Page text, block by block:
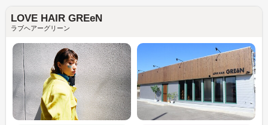
LOVE HAIR GREeN
ラブヘアーグリーン